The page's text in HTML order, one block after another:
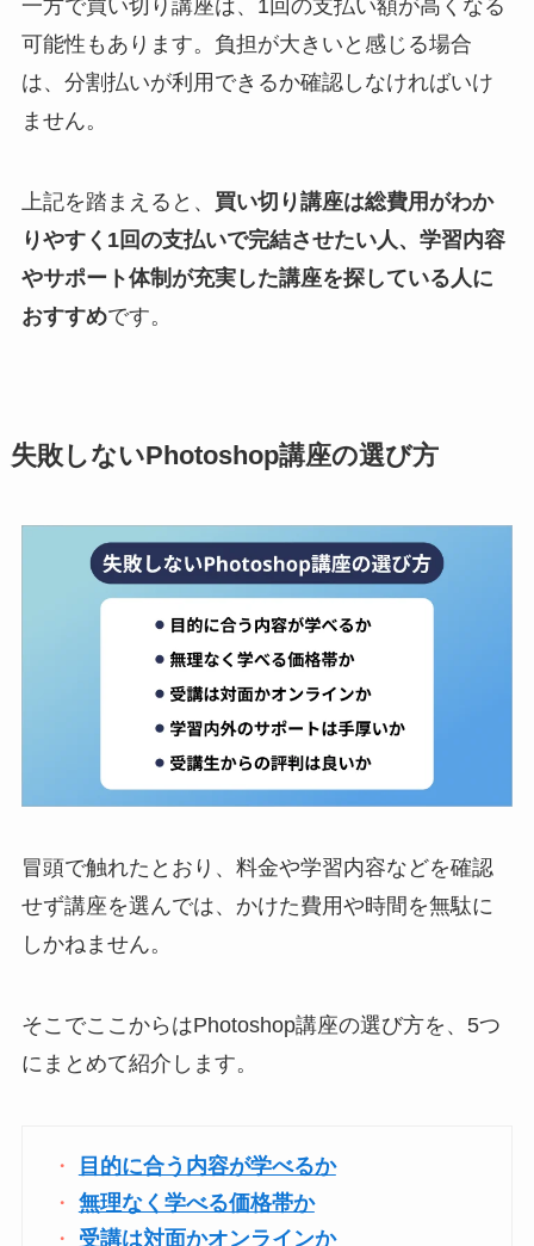
一方で買い切り講座は、1回の支払い額が高くなる
可能性もあります。負担が大きいと感じる場合
は、分割払いが利用できるか確認しなければいけ
ません。
上記を踏まえると、 買い切り講座は総費用がわか
りやすく1回の支払いで完結させたい人、学習内容
やサポート体制が充実した講座を探している人に
おすすめです。
失敗しないPhotoshop講座の選び方
冒頭で触れたとおり、料金や学習内容などを確認
せず講座を選んでは、かけた費用や時間を無駄に
しかねません。
そこでここからはPhotoshop講座の選び方を、5つ
にまとめて紹介します。
目的に合う内容が学べるか
無理なく学べる価格帯か
受講は対面かオンラインか